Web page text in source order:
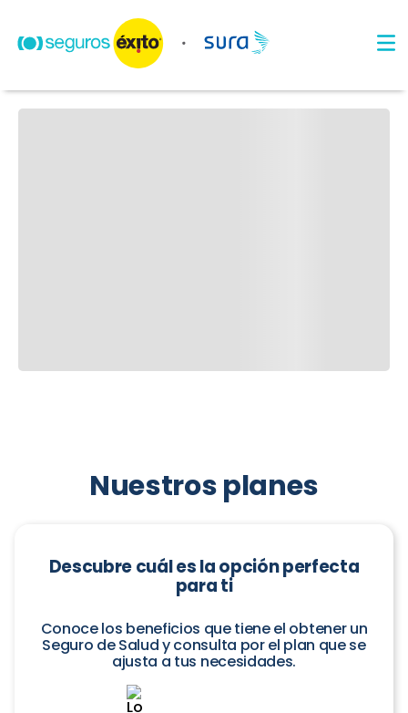
Nuestros planes
Descubre cuál es la opción perfecta
para ti
Conoce los beneficios que tiene el obtener un
Seguro de Salud y consulta por el plan que se
ajusta a tus necesidades.